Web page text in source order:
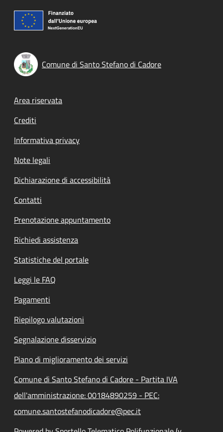
Comune di Santo Stefano di Cadore
Footer menu
Area riservata
Crediti
Informativa privacy
Note legali
Dichiarazione di accessibilità
Contatti
Prenotazione appuntamento
Richiedi assistenza
Statistiche del portale
Leggi le FAQ
Pagamenti
Riepilogo valutazioni
Segnalazione disservizio
Piano di miglioramento dei servizi
Comune di Santo Stefano di Cadore - Partita IVA
dell'amministrazione: 00184890259 - PEC:
comune.santostefanodicadore@pec.it